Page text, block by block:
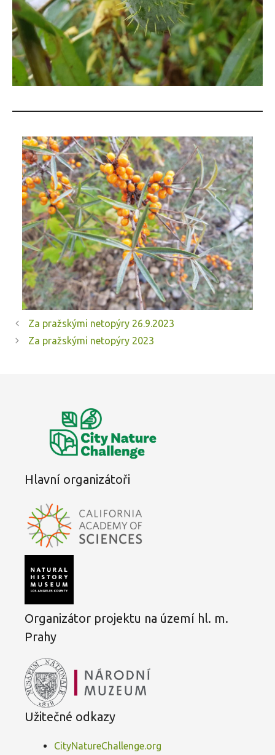
Za pražskými netopýry 26.9.2023
Za pražskými netopýry 2023
Hlavní organizátoři
Organizátor projektu na území hl. m.
Prahy
Užitečné odkazy
CityNatureChallenge.org